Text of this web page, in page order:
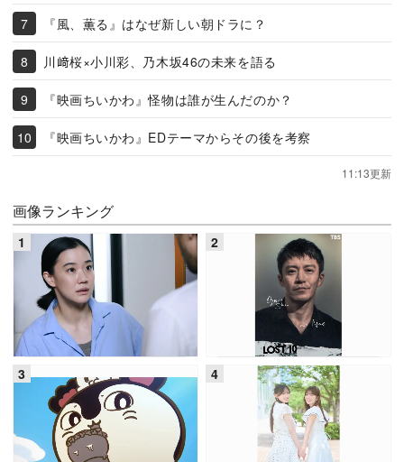
『風、薫る』はなぜ新しい朝ドラに？
川﨑桜×小川彩、乃木坂46の未来を語る
『映画ちいかわ』怪物は誰が生んだのか？
『映画ちいかわ』EDテーマからその後を考察
11:13更新
画像ランキング